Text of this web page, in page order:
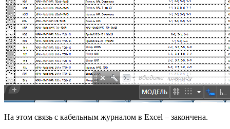
На этом связь с кабельным журналом в Excel – закончена.